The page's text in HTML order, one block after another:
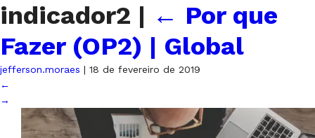
indicador2 | ← Por que
Fazer (OP2) | Global
jefferson.moraes | 18 de fevereiro de 2019
←
→